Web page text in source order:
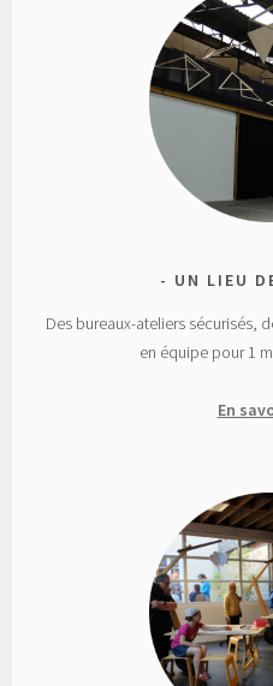
UN LIEU
Des bureaux-ateliers sécurisés,
en équipe pour 1
En